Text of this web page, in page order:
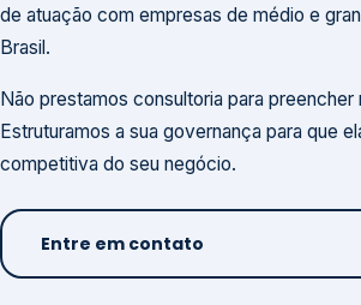
de atuação com empresas de médio e
Brasil.
Não prestamos consultoria para preencher
Estruturamos a sua governança para que
competitiva do seu negócio.
Entre em contato